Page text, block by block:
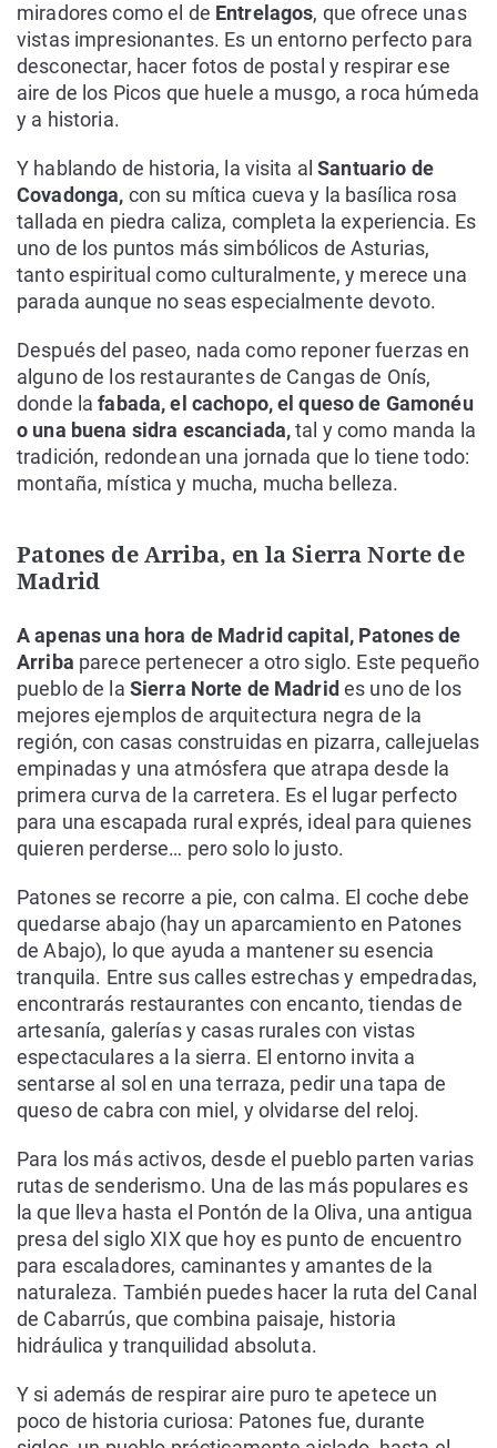
miradores como el de Entrelagos, que ofrece unas
vistas impresionantes. Es un entorno perfecto para
desconectar, hacer fotos de postal y respirar ese
aire de los Picos que huele a musgo, a roca húmeda
y a historia.
Y hablando de historia, la visita alSantuario de
Covadonga, con su mítica cueva y la basílica rosa
tallada en piedra caliza, completa la experiencia. Es
uno de los puntos más simbólicos de Asturias,
tanto espiritual como culturalmente, y merece una
parada aunque no seas especialmente devoto.
Después del paseo, nada como reponer fuerzas en
alguno de los restaurantes de Cangas de Onís,
donde lafabada, el cachopo, el queso de Gamonéu
o una buena sidra escanciada,tal y como manda la
tradición, redondean una jornada que lo tiene todo:
montaña, mística y mucha, mucha belleza.
Patones de Arriba, en la Sierra Norte de
Madrid
A apenas una hora de Madrid capital, Patones de
Arriba parece pertenecer a otro siglo. Este pequeño
pueblo de la Sierra Norte de Madrid es uno de los
mejores ejemplos de arquitectura negra de la
región, con casas construidas en pizarra, callejuelas
empinadas y una atmósfera que atrapa desde la
primera curva de la carretera. Es el lugar perfecto
para una escapada rural exprés, ideal para quienes
quieren perderse… pero solo lo justo.
Patones se recorre a pie, con calma. El coche debe
quedarse abajo (hay un aparcamiento en Patones
de Abajo), lo que ayuda a mantener su esencia
tranquila. Entre sus calles estrechas y empedradas,
encontrarás restaurantes con encanto, tiendas de
artesanía, galerías y casas rurales con vistas
espectaculares a la sierra. El entorno invita a
sentarse al sol en una terraza, pedir una tapa de
queso de cabra con miel, y olvidarse del reloj.
Para los más activos, desde el pueblo parten varias
rutas de senderismo. Una de las más populares es
la que lleva hasta el Pontón de la Oliva, una antigua
presa del siglo XIX que hoy es punto de encuentro
para escaladores, caminantes y amantes de la
naturaleza. También puedes hacer la ruta del Canal
de Cabarrús, que combina paisaje, historia
hidráulica y tranquilidad absoluta.
Y si además de respirar aire puro te apetece un
poco de historia curiosa: Patones fue, durante